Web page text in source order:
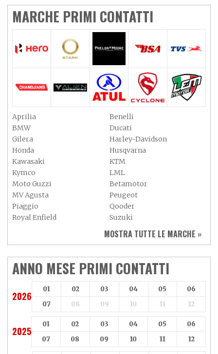
MARCHE PRIMI CONTATTI
Aprilia
Benelli
BMW
Ducati
Gilera
Harley-Davidson
Honda
Husqvarna
Kawasaki
KTM
Kymco
LML
Moto Guzzi
Betamotor
MV Agusta
Peugeot
Piaggio
Qooder
Royal Enfield
Suzuki
Triumph
Yamaha
Aeon
Aspes
Axy
Baotian
MOSTRA TUTTE LE MARCHE »
ANNO MESE PRIMI CONTATTI
2026
01 02 03 04 05
06
07
08 09 10 11 12
2025
01 02 03 04 05
06
07
08 09 10 11 12